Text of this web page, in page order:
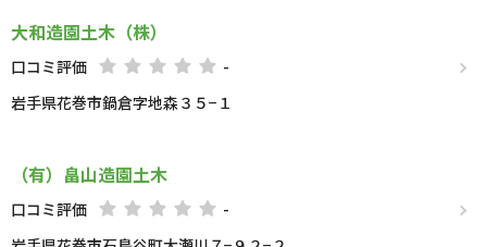
大和造園土木（株）
口コミ評価
-
岩手県花巻市鍋倉字地森３５−１
（有）畠山造園土木
口コミ評価
-